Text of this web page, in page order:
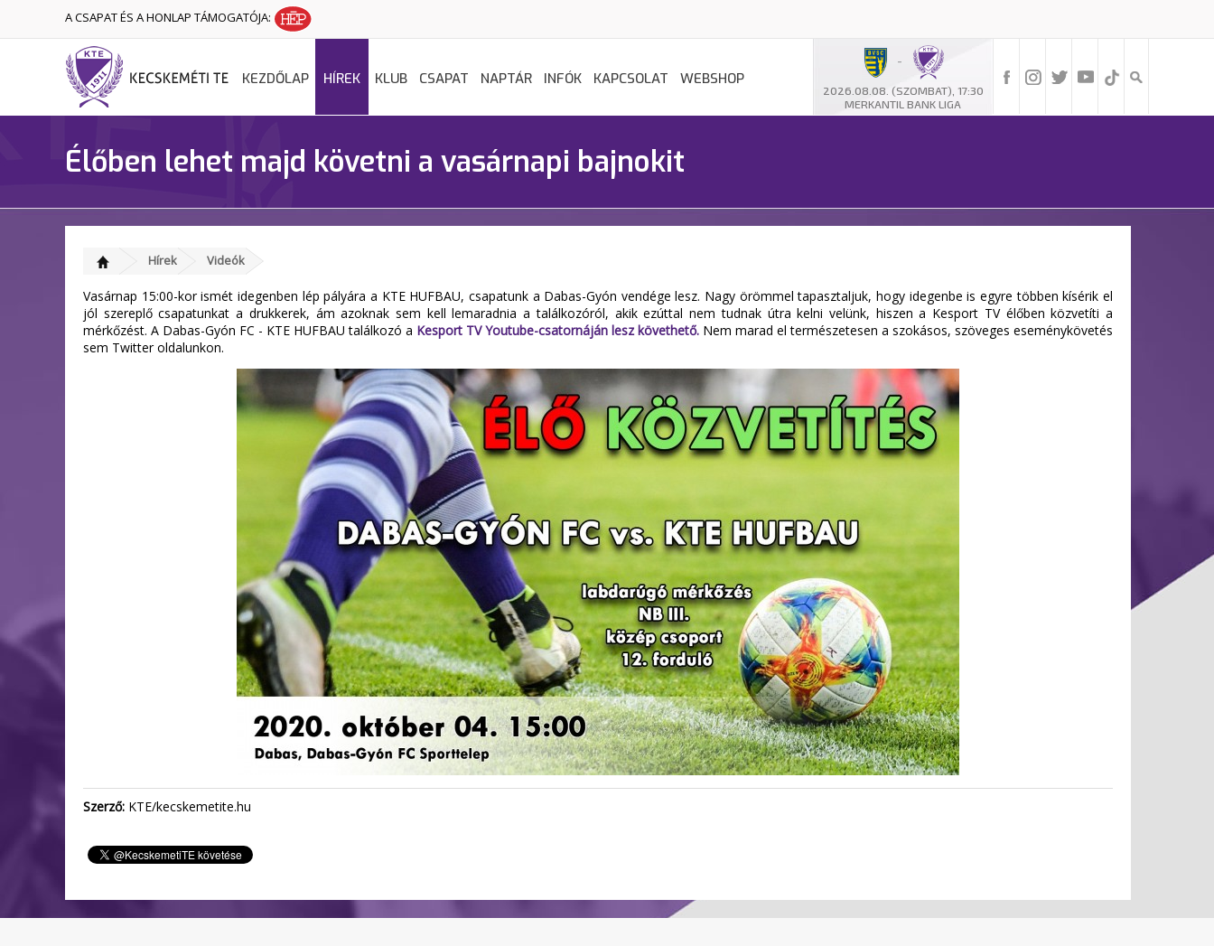
A CSAPAT ÉS A HONLAP TÁMOGATÓJA:
-
2026.08.08. (SZOMBAT), 17:30
MERKANTIL BANK LIGA
KEZDŐLAP HÍREK KLUB CSAPAT NAPTÁR INFÓK KAPCSOLAT WEBSHOP
Élőben lehet majd követni a vasárnapi bajnokit
Hírek Videók
Vasárnap 15:00-kor ismét idegenben lép pályára a KTE HUFBAU, csapatunk a Dabas-Gyón vendége lesz. Nagy örömmel tapasztaljuk, hogy idegenbe is egyre többen kísérik el
jól szereplő csapatunkat a drukkerek, ám azoknak sem kell lemaradnia a találkozóról, akik ezúttal nem tudnak útra kelni velünk, hiszen a Kesport TV élőben közvetíti a
mérkőzést. A Dabas-Gyón FC - KTE HUFBAU találkozó a Kesport TV Youtube-csatornáján lesz követhető. Nem marad el természetesen a szokásos, szöveges eseménykövetés
sem Twitter oldalunkon.
Szerző: KTE/kecskemetite.hu